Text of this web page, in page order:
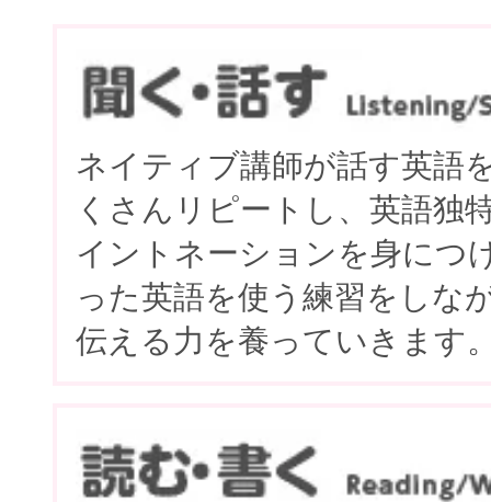
ネイティブ講師が話す英語
くさんリピートし、英語独
イントネーションを身につ
った英語を使う練習をしな
伝える力を養っていきます